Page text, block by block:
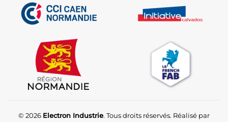
© 2026 Electron Industrie. Tous droits réservés. Réalisé par